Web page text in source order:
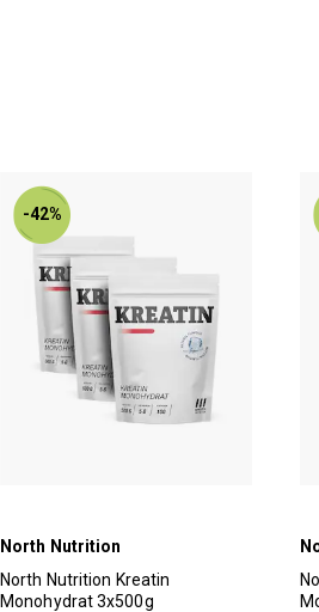
-42%
North Nutrition
North Nutrition Kreatin
Monohydrat 3x500g